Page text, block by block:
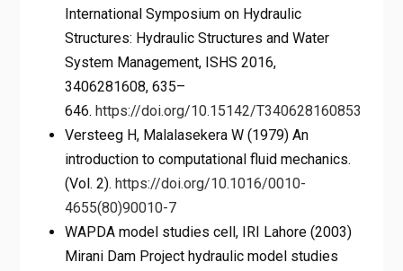
International Symposium on Hydraulic
Structures: Hydraulic Structures and Water
System Management, ISHS 2016,
3406281608, 635–
646. https://doi.org/10.15142/T340628160853
Versteeg H, Malalasekera W (1979) An
introduction to computational fluid mechanics.
(Vol. 2). https://doi.org/10.1016/0010-
4655(80)90010-7
WAPDA model studies cell, IRI Lahore (2003)
Mirani Dam Project hydraulic model studies